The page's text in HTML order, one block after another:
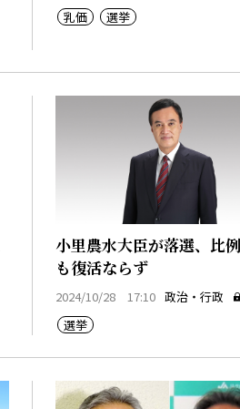
乳価
選挙
小里農水大臣が落選、比
も復活ならず
2024/10/28 17:10 政治・行政
選挙